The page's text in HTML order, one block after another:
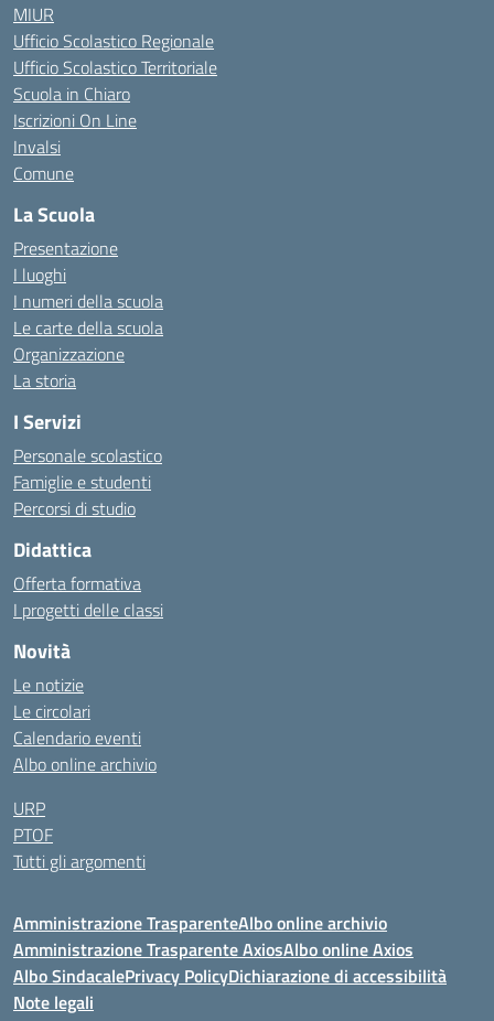
MIUR
Ufficio Scolastico Regionale
Ufficio Scolastico Territoriale
Scuola in Chiaro
Iscrizioni On Line
Invalsi
Comune
La Scuola
Presentazione
I luoghi
I numeri della scuola
Le carte della scuola
Organizzazione
La storia
I Servizi
Personale scolastico
Famiglie e studenti
Percorsi di studio
Didattica
Offerta formativa
I progetti delle classi
Novità
Le notizie
Le circolari
Calendario eventi
Albo online archivio
URP
PTOF
Tutti gli argomenti
Amministrazione TrasparenteAlbo online archivio
Amministrazione Trasparente AxiosAlbo online Axios
Albo SindacalePrivacy PolicyDichiarazione di accessibilità
Note legali